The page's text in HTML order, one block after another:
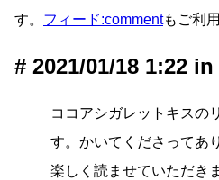
す。 フィード:commentもご利
2021/01/18 1:22 in
ココアシガレットキスの
す。かいてくださってあ
楽しく読ませていただき